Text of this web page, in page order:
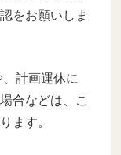
をお願いしま
計画運休に
合などは、こ
ます。